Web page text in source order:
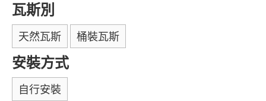
瓦斯別
天然瓦斯 桶裝瓦斯
安裝方式
自行安裝